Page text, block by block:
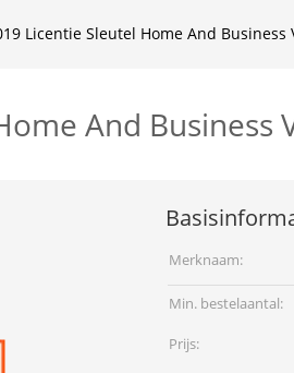
Licentie Sleutel Home And
And
Merknaam:
Min. bestelaantal:
Prijs: